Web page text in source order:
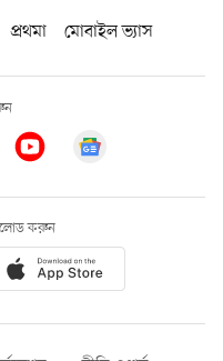
প্রথমা মোবাইল ভ্যাস
করুন